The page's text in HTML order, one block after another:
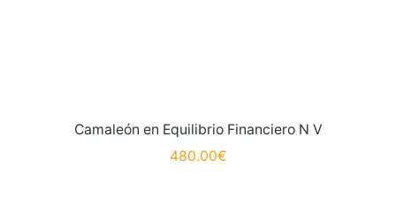
Camaleón en Equilibrio Financiero N V
480.00€